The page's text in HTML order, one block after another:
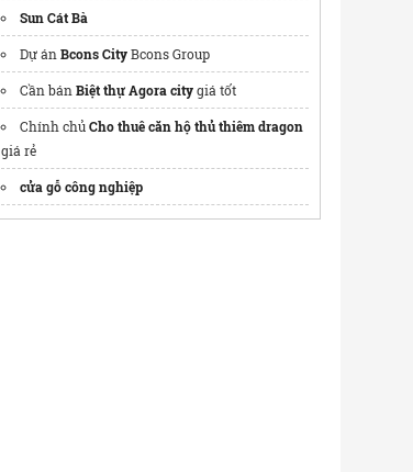
Sun Cát Bà
Dự ánBcons CityBcons Group
Cần bánBiệt thự Agora citygiá tốt
Chính chủCho thuê căn hộ thủ thiêm dragon
giá rẻ
cửa gỗ công nghiệp